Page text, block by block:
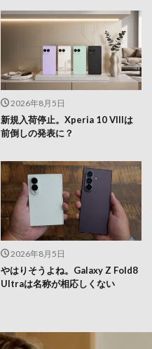
2026年8月5日
新規入荷停止。Xperia 10 VIIIは
前倒しの発表に？
2026年8月5日
やはりそうよね。Galaxy Z Fold8
Ultraは名称が相応しくない